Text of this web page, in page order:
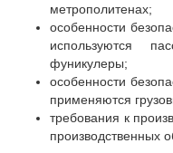
метрополитенах;
особенности
используются
фуникулеры;
особенности
применяются
требования к
производственных